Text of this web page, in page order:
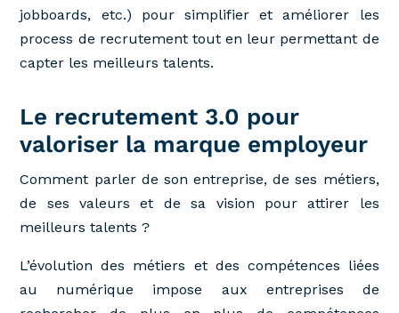
jobboards, etc.) pour simplifier et améliorer les
process de recrutement tout en leur permettant de
capter les meilleurs talents.
Le recrutement 3.0 pour
valoriser la marque employeur
Comment parler de son entreprise, de ses métiers,
de ses valeurs et de sa vision pour attirer les
meilleurs talents ?
L’évolution des métiers et des compétences liées
au numérique impose aux entreprises de